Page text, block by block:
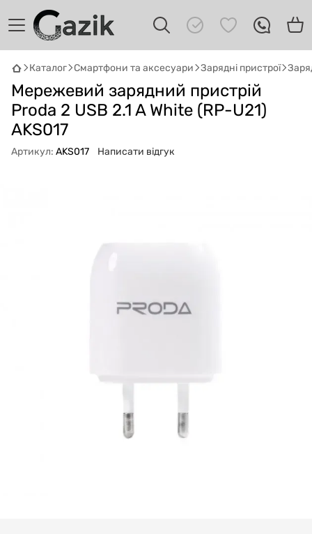
Каталог Смартфони та аксесуари Зарядні пристрої
Мережевий зарядний пристрій
Proda 2 USB 2.1 A White (RP-U21)
AKS017
Артикул: AKS017 Написати відгук
Онлайн · пошук техніки
Привіт! 👋 Я Gazik AI — допоможу
Що шукаєш?